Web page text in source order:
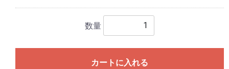
数量
カートに入れる